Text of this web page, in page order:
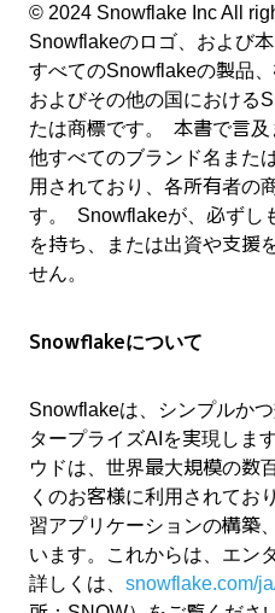
© 2024 Snowflake Inc All
Snowflakeのロゴ、および
すべてのSnowflakeの製品
およびその他の国における
たは商標です。 本書で言
他すべてのブランド名また
用されており、各所有者の
す。 Snowflakeが、必ずし
を持ち、または出資や支援
せん。
Snowflakeについて
Snowflakeは、シンプルか
タープライズAIを実現しま
ウドは、世界最大規模の数
くのお客様に利用されてお
習アプリケーションの構築
います。これからは、エン
詳しくは、 snowflake.com/